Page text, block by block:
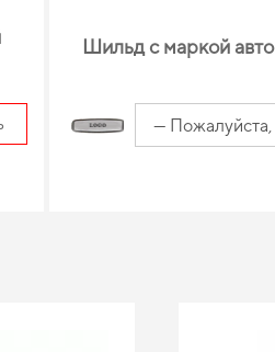
Шильд с маркой авто